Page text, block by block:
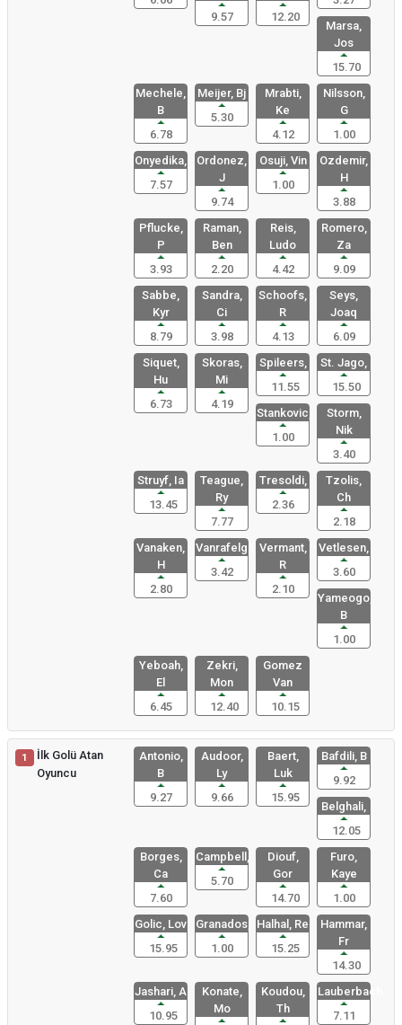
9.57
12.20
Marsa,
Jos
15.70
Mechele,
B
6.78
Meijer, Bj
5.30
Mrabti,
Ke
4.12
Nilsson,
G
1.00
Onyedika,
7.57
Ordonez,
J
9.74
Osuji, Vin
1.00
Ozdemir,
H
3.88
Pflucke,
P
3.93
Raman,
Ben
2.20
Reis,
Ludo
4.42
Romero,
Za
9.09
Sabbe,
Kyr
8.79
Sandra,
Ci
3.98
Schoofs,
R
4.13
Seys,
Joaq
6.09
Siquet,
Hu
6.73
Skoras,
Mi
4.19
Spileers,
11.55
St. Jago,
15.50
Stankovic,
1.00
Storm,
Nik
3.40
Struyf, Ia
13.45
Teague,
Ry
7.77
Tresoldi,
2.36
Tzolis,
Ch
2.18
Vanaken,
H
2.80
Vanrafelgh
3.42
Vermant,
R
2.10
Vetlesen,
3.60
Yameogo,
B
1.00
Yeboah,
El
6.45
Zekri,
Mon
12.40
Gomez
Van
10.15
1
İlk Golü Atan
Oyuncu
Antonio,
B
9.27
Audoor,
Ly
9.66
Baert,
Luk
15.95
Bafdili, B
9.92
Belghali,
12.05
Borges,
Ca
7.60
Campbell,
5.70
Diouf,
Gor
14.70
Furo,
Kaye
1.00
Golic, Lov
15.95
Granados,
1.00
Halhal, Re
15.25
Hammar,
Fr
14.30
Jashari, A
10.95
Konate,
Mo
Koudou,
Th
Lauberbach
7.11